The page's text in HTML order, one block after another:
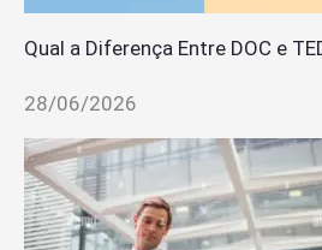
Qual a Diferença Entre DOC e
28/06/2026